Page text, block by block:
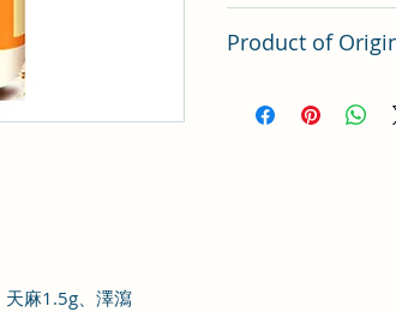
天麻1.5g、澤瀉
Product of